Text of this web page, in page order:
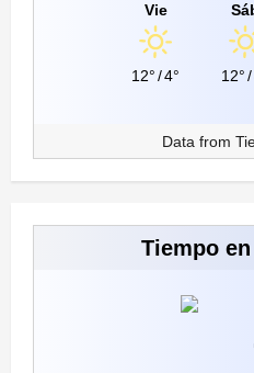
Vie
12°/4° 12°/
Data from
Tiempo